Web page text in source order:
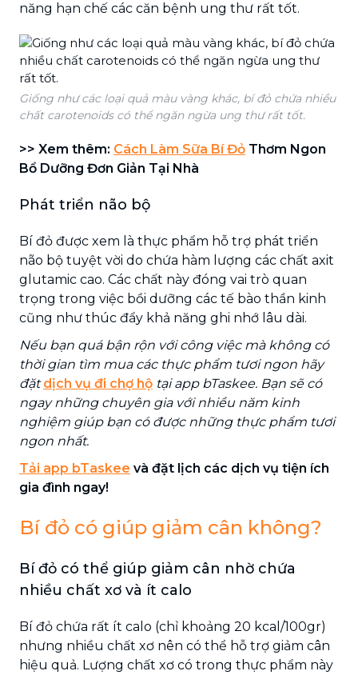
năng hạn chế các căn bệnh ung thư rất tốt.
Giống như các loại quả màu vàng khác, bí đỏ chứa nhiều
chất carotenoids có thể ngăn ngừa ung thư rất tốt.
>> Xem thêm: Cách Làm Sữa Bí Đỏ Thơm Ngon
Bổ Dưỡng Đơn Giản Tại Nhà
Phát triển não bộ
Bí đỏ được xem là thực phẩm hỗ trợ phát triển
não bộ tuyệt vời do chứa hàm lượng các chất axit
glutamic cao. Các chất này đóng vai trò quan
trọng trong việc bồi dưỡng các tế bào thần kinh
cũng như thúc đẩy khả năng ghi nhớ lâu dài.
Nếu bạn quá bận rộn với công việc mà không có
thời gian tìm mua các thực phẩm tươi ngon hãy
đặtdịch vụ đi chợ hộ tại app bTaskee. Bạn sẽ có
ngay những chuyên gia với nhiều năm kinh
nghiệm giúp bạn có được những thực phẩm tươi
ngon nhất.
Tải app bTaskee và đặt lịch các dịch vụ tiện ích
gia đình ngay!
Bí đỏ có giúp giảm cân không?
Bí đỏ có thể giúp giảm cân nhờ chứa
nhiều chất xơ và ít calo
Bí đỏ chứa rất ít calo (chỉ khoảng 20 kcal/100gr)
nhưng nhiều chất xơ nên có thể hỗ trợ giảm cân
hiệu quả. Lượng chất xơ có trong thực phẩm này